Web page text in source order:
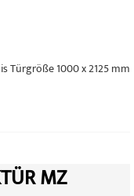
Türgröße 1000 x 2125 mm
MZ